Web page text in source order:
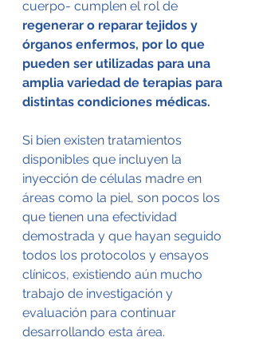
cuerpo- cumplen el rol de
regenerar o reparar tejidos y
órganos enfermos, por lo que
pueden ser utilizadas para una
amplia variedad de terapias para
distintas condiciones médicas.
Si bien existen tratamientos
disponibles que incluyen la
inyección de células madre en
áreas como la piel, son pocos los
que tienen una efectividad
demostrada y que hayan seguido
todos los protocolos y ensayos
clínicos, existiendo aún mucho
trabajo de investigación y
evaluación para continuar
desarrollando esta área.